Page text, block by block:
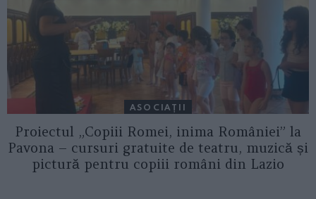
ASOCIAŢII
Proiectul „Copiii Romei, inima României” la
Pavona – cursuri gratuite de teatru, muzică și
pictură pentru copiii români din Lazio